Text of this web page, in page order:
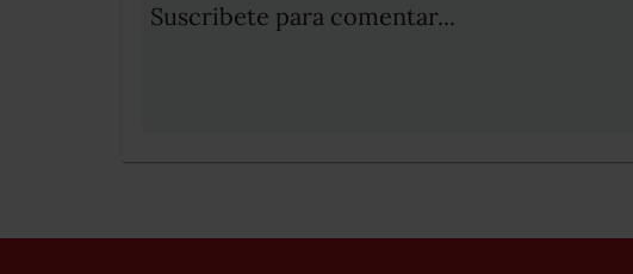
Suscribete para comentar...